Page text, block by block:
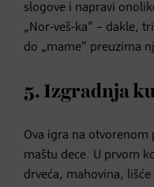
slogove i napravi
„Nor-veš-ka“ – dakle,
do „mame“ preuzima
5. Izgradnja
Ova igra na otvorenom
maštu dece. U prvom
drveća, mahovina,